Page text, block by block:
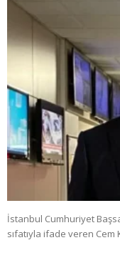
İstanbul Cumhuriyet
sıfatıyla ifade veren Cem